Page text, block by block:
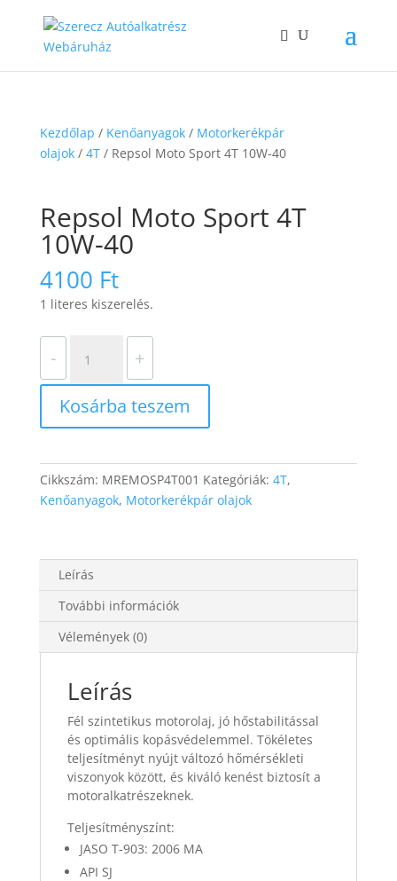
Kezdőlap / Kenőanyagok/ Motorkerékpár
olajok/ 4T/ Repsol Moto Sport 4T 10W-40
Repsol Moto Sport 4T
10W-40
4100 Ft
1 literes kiszerelés.
-
Moto
Sport
4T
10W-
mennyiség
+
Kosárba teszem
Cikkszám: MREMOSP4T001 Kategóriák: 4T,
Kenőanyagok, Motorkerékpár olajok
Leírás
További információk
Vélemények (0)
Leírás
Fél szintetikus motorolaj, jó hőstabilitással
és optimális kopásvédelemmel. Tökéletes
teljesítményt nyújt változó hőmérsékleti
viszonyok között, és kiváló kenést biztosít a
motoralkatrészeknek.
Teljesítményszínt:
JASO T-903: 2006 MA
API SJ